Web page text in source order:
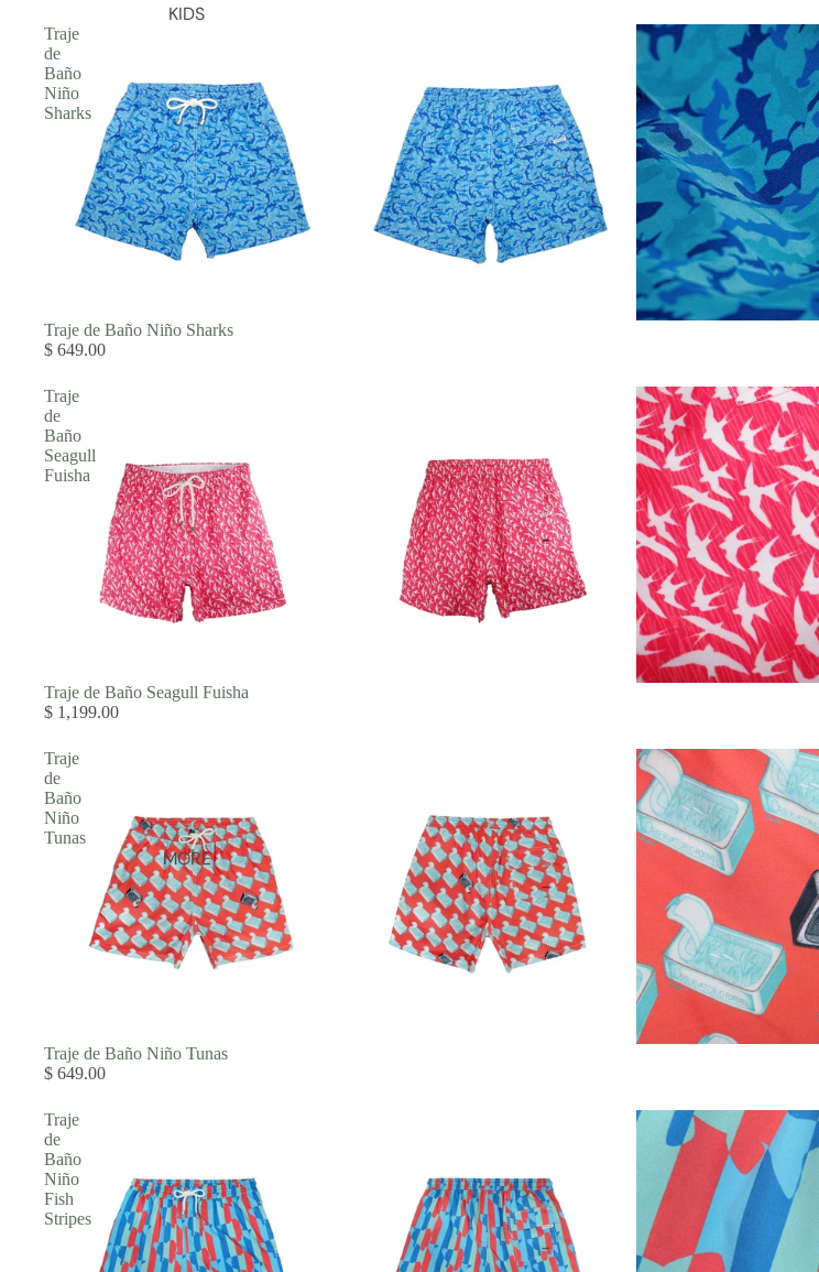
KIDS
MORE
Traje
de
Baño
Niño
Sharks
Traje de Baño Niño Sharks
$ 649.00
Traje
de
Baño
Seagull
Fuisha
Traje de Baño Seagull Fuisha
$ 1,199.00
Traje
de
Baño
Niño
Tunas
Traje de Baño Niño Tunas
$ 649.00
Traje
de
Baño
Niño
Fish
Stripes